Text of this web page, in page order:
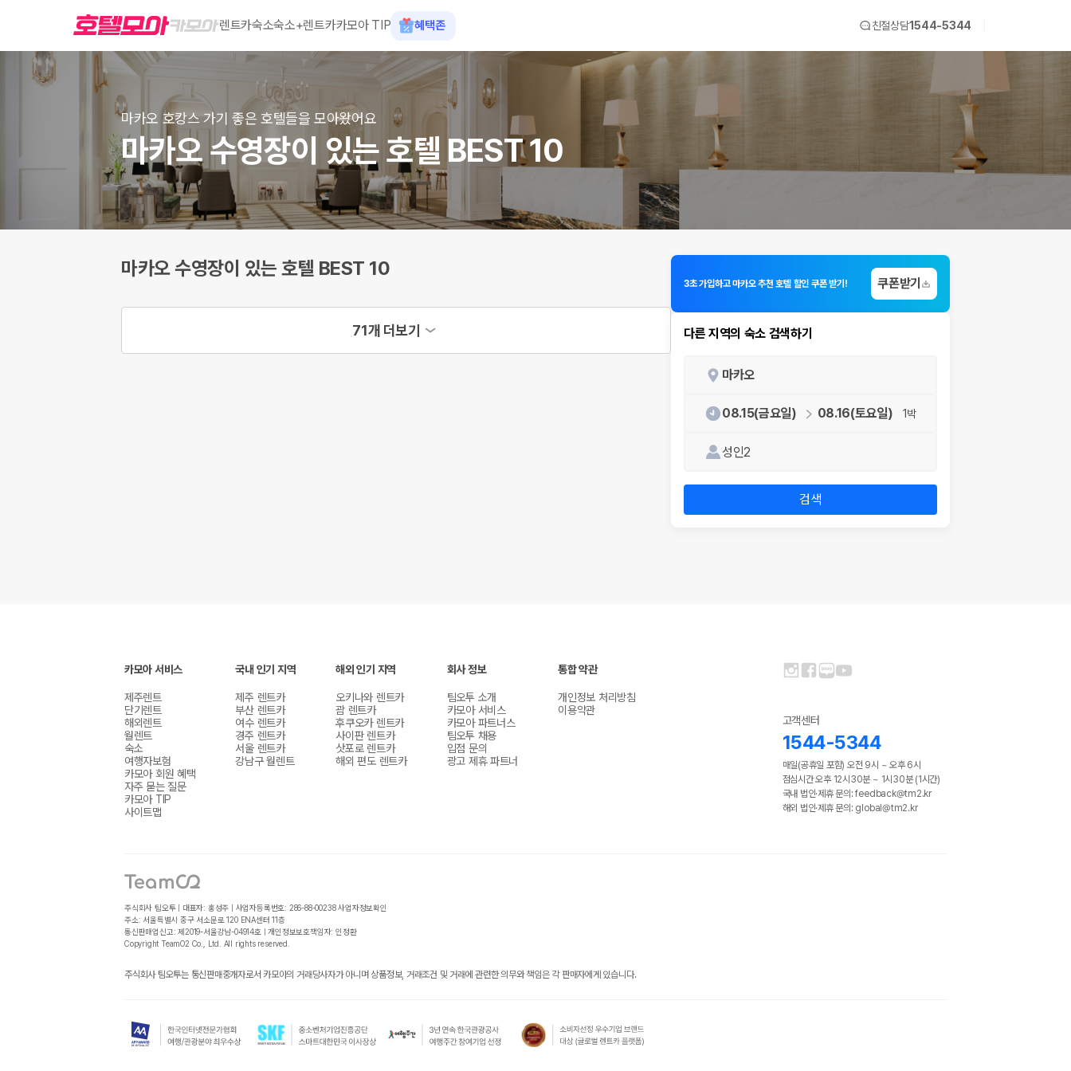
렌트카숙소숙소+렌트카카모아 TIP 혜택존 친절상담1544-5344
마카오 호캉스 가기 좋은 호텔들을 모아왔어요
마카오 수영장이 있는 호텔 BEST 10
마카오 수영장이 있는 호텔 BEST 10
71개 더보기
3초 가입하고 마카오 추천 호텔 할인 쿠폰 받기! 쿠폰받기
다른 지역의 숙소 검색하기
마카오
08.15(금요일) 08.16(토요일) 1박
성인2
검색
카모아 서비스
제주렌트
단기렌트
해외렌트
월렌트
숙소
여행자보험
카모아 회원 혜택
자주 묻는 질문
카모아 TIP
사이트맵
국내 인기 지역
제주 렌트카
부산 렌트카
여수 렌트카
경주 렌트카
서울 렌트카
강남구 월렌트
해외 인기 지역
오키나와 렌트카
괌 렌트카
후쿠오카 렌트카
사이판 렌트카
삿포로 렌트카
해외 편도 렌트카
회사 정보
팀오투 소개
카모아 서비스
카모아 파트너스
팀오투 채용
입점 문의
광고 제휴 파트너
통합 약관
개인정보 처리방침
이용약관
고객센터
1544-5344
매일(공휴일 포함) 오전 9시 ~ 오후 6시
점심시간 오후 12시30분 ~ 1시30분 (1시간)
국내 법인·제휴 문의: feedback@tm2.kr
해외 법인·제휴 문의: global@tm2.kr
주식회사 팀오투 | 대표자: 홍성주 | 사업자등록번호: 286-88-00238 사업자정보확인
주소: 서울특별시 중구 서소문로 120 ENA센터 11층
통신판매업신고: 제2019-서울강남-04914호 | 개인정보보호책임자: 인정환
Copyright TeamO2 Co., Ltd. All rights reserved.
주식회사 팀오투는 통신판매중개자로서 카모아의 거래당사자가 아니며 상품정보, 거래조건 및 거래에 관련한 의무와 책임은 각 판매자에게 있습니다.